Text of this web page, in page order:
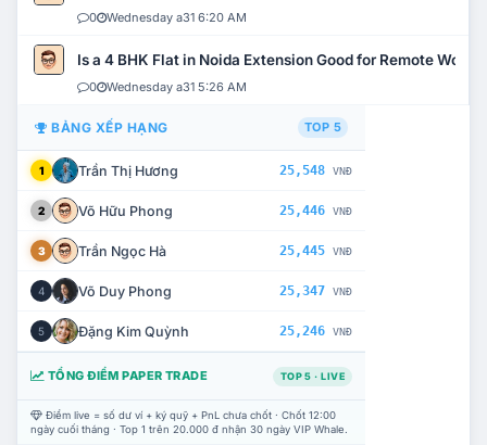
0 Wednesday a31 6:20 AM
Is a 4 BHK Flat in Noida Extension Good for Remote Work?
0 Wednesday a31 5:26 AM
BẢNG XẾP HẠNG TOP 5
1 Trần Thị Hương 25,548 VNĐ
2 Võ Hữu Phong 25,446 VNĐ
3 Trần Ngọc Hà 25,445 VNĐ
4 Võ Duy Phong 25,347 VNĐ
5 Đặng Kim Quỳnh 25,246 VNĐ
TỔNG ĐIỂM PAPER TRADE TOP 5 · LIVE
Điểm live = số dư ví + ký quỹ + PnL chưa chốt · Chốt 12:00
ngày cuối tháng · Top 1 trên 20.000 đ nhận 30 ngày VIP Whale.